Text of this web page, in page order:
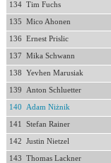
134 Tim Fuchs
135 Mico Ahonen
136 Ernest Prislic
137 Mika Schwann
138 Yevhen Marusiak
139 Anton Schluetter
140 Adam Niżnik
141 Stefan Rainer
142 Justin Nietzel
143 Thomas Lackner